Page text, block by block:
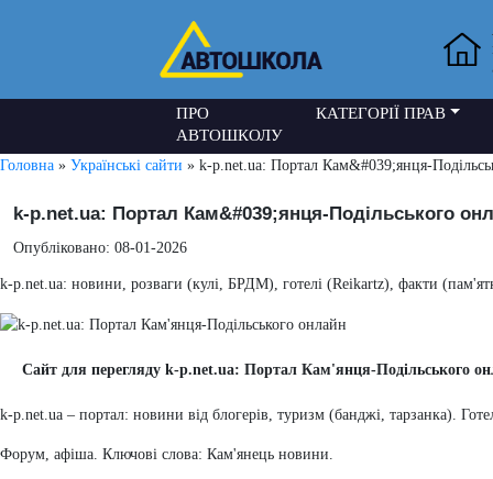
ПРО
АВТОШКОЛУ
КАТЕГОРІЇ ПРАВ
Головна » Українські сайти » k-p.net.ua: Портал Кам&#039;янця-
k-p.net.ua: Портал Кам&#039;янця-Подільського
Опубліковано: 08-01-2026
k-p.net.ua: новини, розваги (кулі, БРДМ), готелі (Reikartz), факти
Сайт для перегляду k-p.net.ua: Портал Кам'янця-Подільського
k-p.net.ua – портал: новини від блогерів, туризм (банджі, тарзанка).
Форум, афіша. Ключові слова: Кам'янець новини.